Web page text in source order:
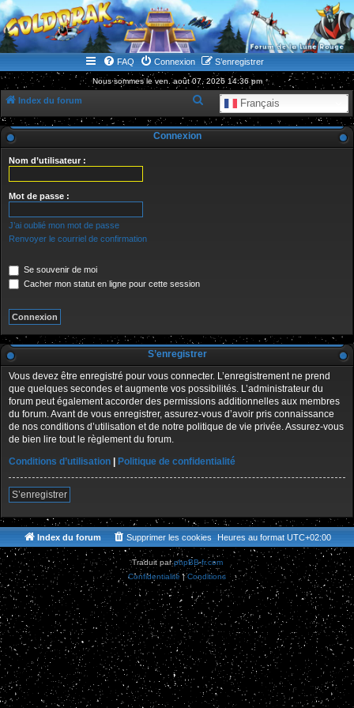
WWW.GOLDORAKGO.COM
le site de la Lune Rouge
FAQ Connexion S’enregistrer
Nous sommes le ven. août 07, 2026 14:36 pm
Index du forum Français
e
Connexion
Nom d’utilisateur :
Mot de passe :
J’ai oublié mon mot de passe
Renvoyer le courriel de confirmation
Se souvenir de moi
Cacher mon statut en ligne pour cette session
S’enregistrer
Vous devez être enregistré pour vous connecter. L’enregistrement ne prend
que quelques secondes et augmente vos possibilités. L’administrateur du
forum peut également accorder des permissions additionnelles aux membres
du forum. Avant de vous enregistrer, assurez-vous d’avoir pris connaissance
de nos conditions d’utilisation et de notre politique de vie privée. Assurez-vous
de bien lire tout le règlement du forum.
Conditions d’utilisation
Politique de confidentialité
S’enregistrer
Index du forum Heures au format UTC+02:00
Supprimer les cookies
Traduit parphpBB-fr.com
Confidentialité |Conditions